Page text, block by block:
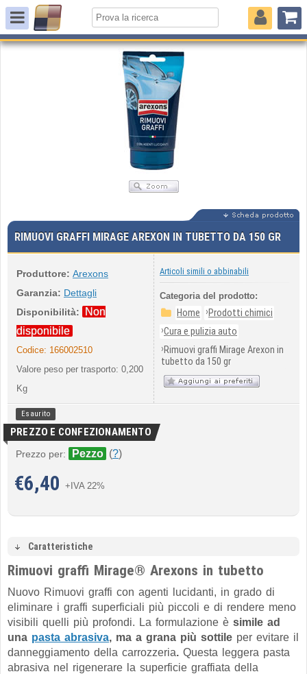
RIMUOVI GRAFFI MIRAGE AREXON IN TUBETTO DA 150 GR
Produttore: Arexons
Garanzia: Dettagli
Disponibilità:
Non
disponibile
Codice: 166002510
Valore peso per trasporto: 0,200
Kg
Articoli simili o abbinabili
Categoria del prodotto:
Home ›Prodotti chimici
›Cura e pulizia auto
›Rimuovi graffi Mirage Arexon in
tubetto da 150 gr
Esaurito
PREZZO E CONFEZIONAMENTO
Prezzo per: Pezzo (?)
€6,40 +IVA 22%
Caratteristiche
Rimuovi graffi Mirage® Arexons in tubetto
Nuovo Rimuovi graffi con agenti lucidanti, in grado di
eliminare i graffi superficiali più piccoli e di rendere meno
visibili quelli più profondi. La formulazione è simile ad
una pasta abrasiva, ma a grana più sottile per evitare il
danneggiamento della carrozzeria. Questa leggera pasta
abrasiva nel rigenerare la superficie graffiata della